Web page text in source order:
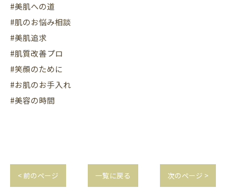
#美肌への道
#肌のお悩み相談
#美肌追求
#肌質改善プロ
#笑顔のために
#お肌のお手入れ
#美容の時間
< 前のページ 一覧に戻る 次のページ >